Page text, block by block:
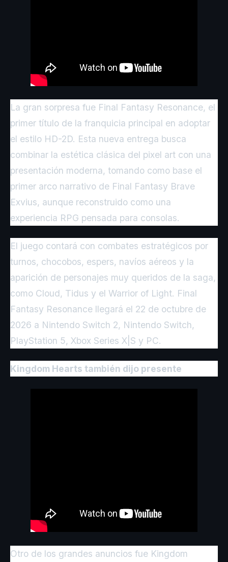
La gran sorpresa fue Final Fantasy Resonance, el
primer título de la franquicia principal en adoptar
el estilo HD-2D. Esta nueva entrega busca
combinar la estética clásica del pixel art con una
presentación moderna, tomando como base el
primer arco narrativo de Final Fantasy Brave
Exvius, aunque reconstruido como una
experiencia RPG pensada para consolas.
El juego contará con combates estratégicos por
turnos, chocobos, espers, navíos aéreos y la
aparición de personajes muy queridos de la saga,
como Cloud, Tidus y el Warrior of Light. Final
Fantasy Resonance llegará el 22 de octubre de
2026 a Nintendo Switch 2, Nintendo Switch,
PlayStation 5, Xbox Series X|S y PC.
Kingdom Hearts también dijo presente
Otro de los grandes anuncios fue Kingdom